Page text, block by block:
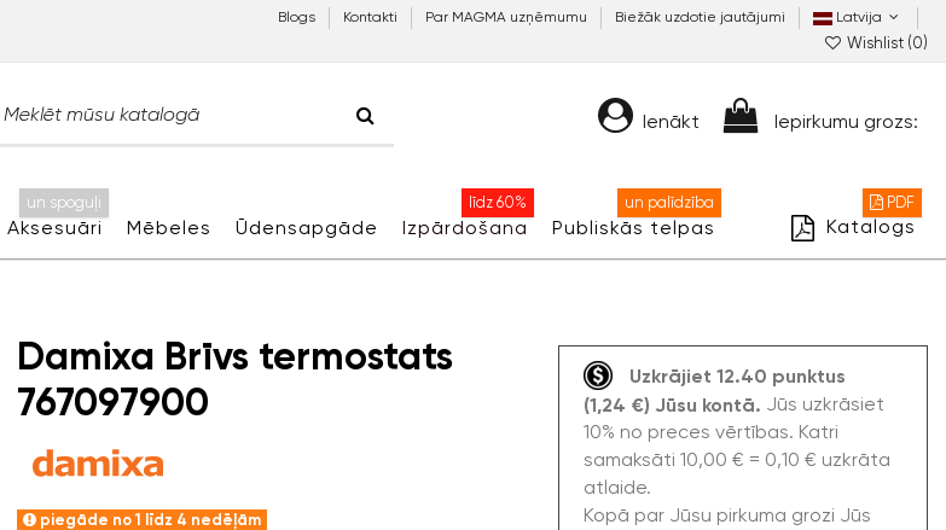
Blogs Kontakti Par MAGMA uzņēmumu Biežāk uzdotie jautājumi Latvija
Wishlist (0)
Ienākt Iepirkumu grozs:
Aksesuāri
un spoguļi
Mēbeles Ūdensapgāde Izpārdošana
līdz 60%
Publiskās telpas
un palīdzība
Katalogs
PDF
Damixa Brīvs termostats
767097900
piegāde no 1 līdz 4 nedēļām
Uzkrājiet 12.40 punktus
(1,24 €) Jūsu kontā. Jūs uzkrāsiet
10% no preces vērtības. Katri
samaksāti 10,00 € = 0,10 € uzkrāta
atlaide.
Kopā par Jūsu pirkuma grozi Jūs